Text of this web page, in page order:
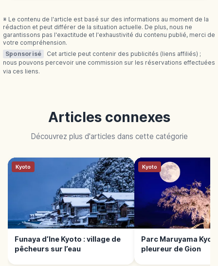
※ Le contenu de l'article est basé sur des informations au moment de la
rédaction et peut différer de la situation actuelle. De plus, nous ne
garantissons pas l'exactitude et l'exhaustivité du contenu publié, merci de
votre compréhension.
Sponsorisé
Cet article peut contenir des publicités (liens affiliés) ;
nous pouvons percevoir une commission sur les réservations effectuées
via ces liens.
Articles connexes
Découvrez plus d'articles dans cette catégorie
Kyoto
Funaya d’Ine Kyoto : village de
pêcheurs sur l’eau
Kyoto
Parc Maruyama
pleureur de Gion